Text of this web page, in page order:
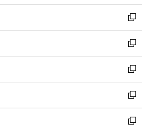
し
い
ウ
ィ
ン
ド
ウ
で
開
く
新
し
い
ウ
ィ
ン
ド
ウ
で
新
し
い
ウ
ィ
ン
ド
新
し
い
ウ
ィ
新
し
い
新